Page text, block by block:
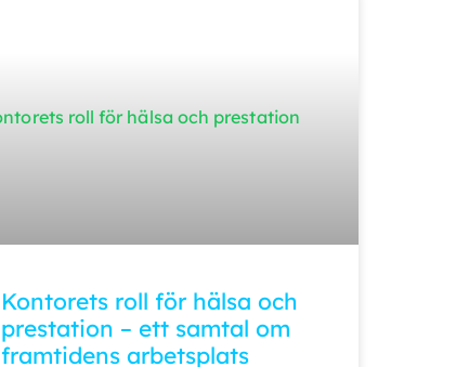
Kontorets roll för hälsa och
prestation – ett samtal om
framtidens arbetsplats